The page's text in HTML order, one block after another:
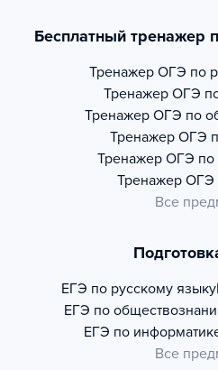
Бесплатный тренажер
Тренажер ОГЭ по
Тренажер ОГЭ
Тренажер ОГЭ по
Тренажер ОГЭ
Тренажер ОГЭ по
Тренажер ОГЭ
Все
ЕГЭ по русскому языку
ЕГЭ по
ЕГЭ по
Все